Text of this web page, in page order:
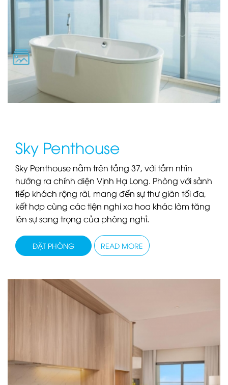
Sky Penthouse
Sky Penthouse nằm trên tầng 37, với tầm nhìn
hướng ra chính diện Vịnh Hạ Long. Phòng với sảnh
tiếp khách rộng rãi, mang đến sự thư giãn tối đa,
kết hợp cùng các tiện nghi xa hoa khác làm tăng
lên sự sang trọng của phòng nghỉ.
ĐẶT PHÒNG READ MORE